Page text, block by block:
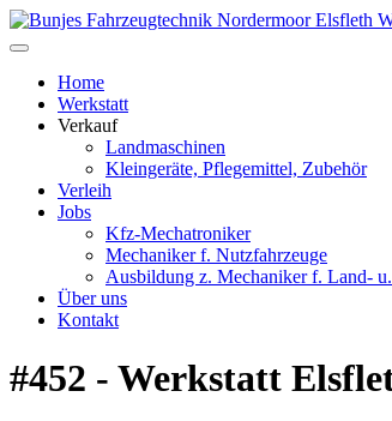
Home
Werkstatt
Verkauf
Landmaschinen
Kleingeräte, Pflegemittel, Zubehör
Verleih
Jobs
Kfz-Mechatroniker
Mechaniker f. Nutzfahrzeuge
Ausbildung z. Mechaniker f. Land-
Über uns
Kontakt
#452 - Werkstatt